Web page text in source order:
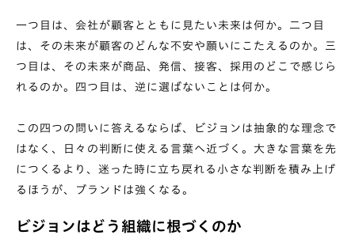
一つ目は、会社が顧客とともに見たい未来は何か。二つ目
は、その未来が顧客のどんな不安や願いにこたえるのか。三
つ目は、その未来が商品、発信、接客、採用のどこで感じら
れるのか。四つ目は、逆に選ばないことは何か。
この四つの問いに答えるならば、ビジョンは抽象的な理念で
はなく、日々の判断に使える言葉へ近づく。大きな言葉を先
につくるより、迷った時に立ち戻れる小さな判断を積み上げ
るほうが、ブランドは強くなる。
ビジョンはどう組織に根づくのか